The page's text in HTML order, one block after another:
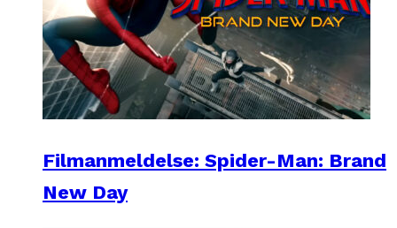
Filmanmeldelse: Spider-Man: Brand
New Day